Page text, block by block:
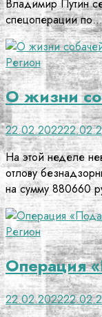
Владимир Путин
спецоперации по…
Регион
О жизни
22.02.2022
На этой неделе
отлову
на сумму 880660
Регион
Операция
22.02.2022